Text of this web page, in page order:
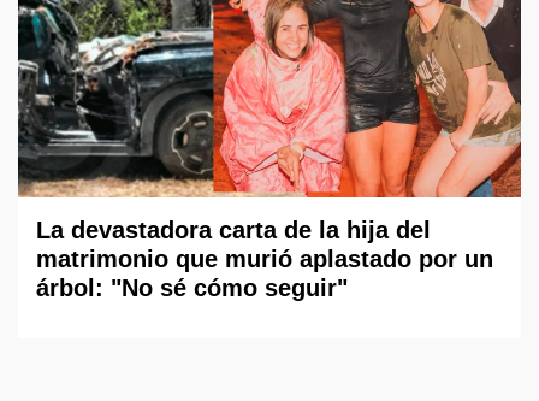
La devastadora carta de la hija del
matrimonio que murió aplastado por un
árbol: "No sé cómo seguir"